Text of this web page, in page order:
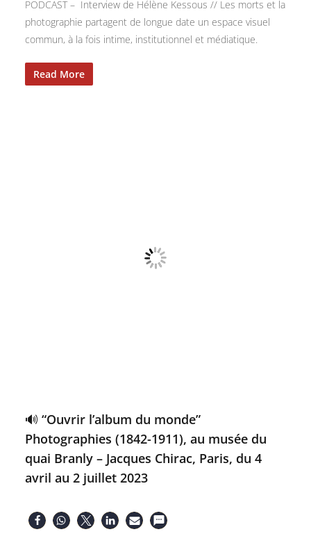
PODCAST – Interview de Hélène Kessous // Les morts et la
photographie partagent de longue date un espace visuel
commun, à la fois intime, institutionnel et médiatique.
Read More
🔊 “Ouvrir l’album du monde”
Photographies (1842-1911), au musée du
quai Branly – Jacques Chirac, Paris, du 4
avril au 2 juillet 2023